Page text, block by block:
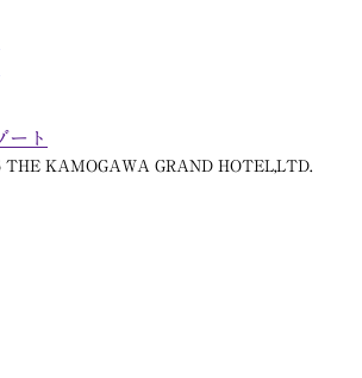
THE KAMOGAWA GRAND HOTEL,LTD.